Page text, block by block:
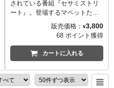
されている番組『セサミストリ
ート』。登場するマペットたち
を手掛けるのは、『マペットシ
ョー』、『フラグルロック』、
『ラビリンス/魔王の迷宮』を手
掛けるジム・ヘンソン。ジム・
ヘンソンが作り出す魅力的なマ
クションフィギュアシリーズか
販売価格： ¥3,800
68 ポイント獲得
カートに入れる